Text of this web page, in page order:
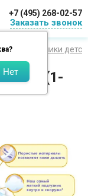
?
+7 (495) 268-02-57
Заказать звонок
Подгузники
1 (1-